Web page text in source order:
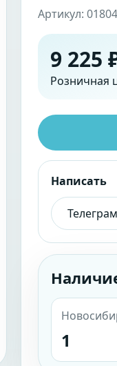
Артикул: 01804
9 225
Розничная
Написать
Телеграм
1